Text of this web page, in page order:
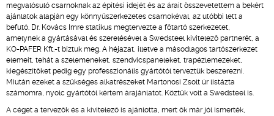
megvalósuló csarnoknak az építési idejét és az árait összevetettem a bekért
ajánlatok alapján egy könnyűszerkezetes csarnokéval, az utóbbi lett a
befutó. Dr. Kovács Imre statikus megtervezte a főtartó szerkezetet,
amelynek a gyártásával és szerelésével a Swedsteel kivitelező partnerét, a
KO-PAFER Kft.-t bíztuk meg. A héjazat, illetve a másodlagos tartószerkezet
elemeit, tehát a szelemeneket, szendvicspaneleket, trapézlemezeket,
kiegészítőket pedig egy professzionális gyártótól terveztük beszerezni.
Miután ezeket a szükséges alkatrészeket Martonosi Zsolt úr listázta
számomra, nyolc gyártótól kértem árajánlatot. Köztük volt a Swedsteel is.
A céget a tervezők és a kivitelező is ajánlotta, mert ők már jól ismerték,